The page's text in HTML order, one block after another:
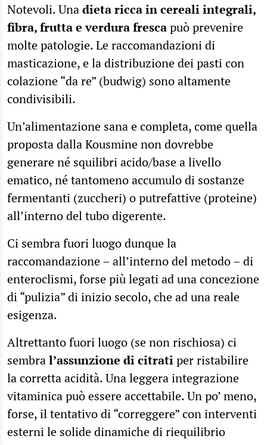
Notevoli. Unadieta ricca in cereali integrali,
fibra, frutta e verdura frescapuò prevenire
molte patologie. Le raccomandazioni di
masticazione, e la distribuzione dei pasti con
colazione “da re” (budwig) sono altamente
condivisibili.
Un’alimentazione sana e completa, come quella
proposta dalla Kousmine non dovrebbe
generare né squilibri acido/base a livello
ematico, né tantomeno accumulo di sostanze
fermentanti (zuccheri) o putrefattive (proteine)
all’interno del tubo digerente.
Ci sembra fuori luogo dunque la
raccomandazione – all’interno del metodo – di
enteroclismi, forse più legati ad una concezione
di “pulizia” di inizio secolo, che ad una reale
esigenza.
Altrettanto fuori luogo (se non rischiosa) ci
sembral’assunzione di citratiper ristabilire
la corretta acidità. Una leggera integrazione
vitaminica può essere accettabile. Un po’ meno,
forse, il tentativo di “correggere” con interventi
esterni le solide dinamiche di riequilibrio